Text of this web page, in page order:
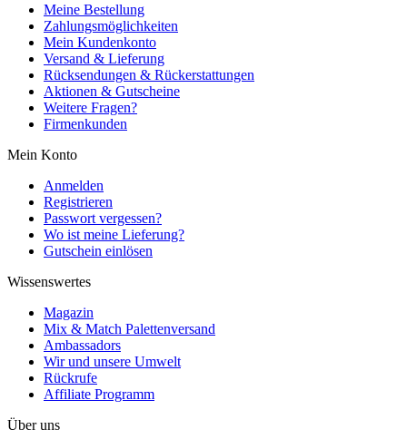
Meine Bestellung
Zahlungsmöglichkeiten
Mein Kundenkonto
Versand & Lieferung
Rücksendungen & Rückerstattungen
Aktionen & Gutscheine
Weitere Fragen?
Firmenkunden
Mein Konto
Anmelden
Registrieren
Passwort vergessen?
Wo ist meine Lieferung?
Gutschein einlösen
Wissenswertes
Magazin
Mix & Match Palettenversand
Ambassadors
Wir und unsere Umwelt
Rückrufe
Affiliate Programm
Über uns